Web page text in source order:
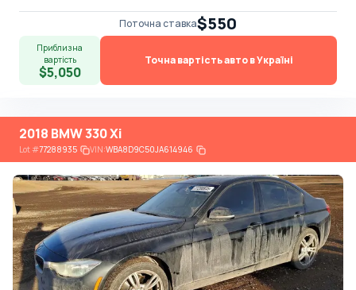
Поточна ставка$550
Приблизна
вартість
$5,050
Точна вартість авто в Україні
2018 BMW 330 Xi
Lot#77288935 VIN:WBA8D9C50JA614946